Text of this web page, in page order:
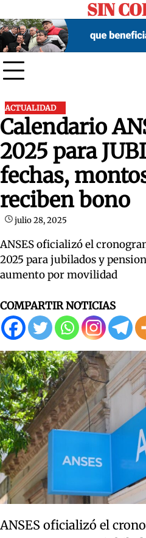
to
content
SIN
ACTUALIDAD
Calendario
2025 para
fechas,
reciben bono
julio 28, 2025
ANSES oficializó el
2025 para jubilados y
aumento por movilidad
COMPARTIR NOTICIAS
ANSES oficializó el